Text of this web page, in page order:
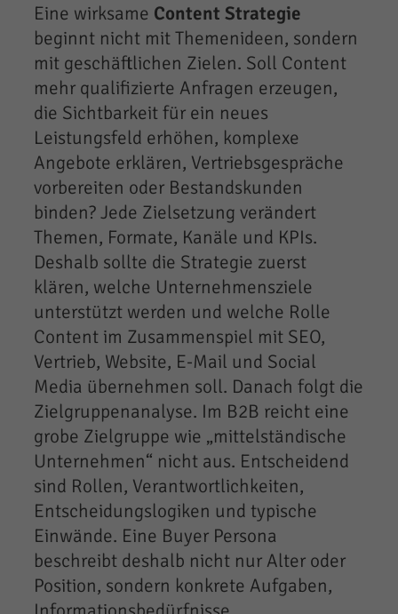
Eine wirksame Content Strategie
beginnt nicht mit Themenideen, sondern
mit geschäftlichen Zielen. Soll Content
mehr qualifizierte Anfragen erzeugen,
die Sichtbarkeit für ein neues
Leistungsfeld erhöhen, komplexe
Angebote erklären, Vertriebsgespräche
vorbereiten oder Bestandskunden
binden? Jede Zielsetzung verändert
Themen, Formate, Kanäle und KPIs.
Deshalb sollte die Strategie zuerst
klären, welche Unternehmensziele
unterstützt werden und welche Rolle
Content im Zusammenspiel mit SEO,
Vertrieb, Website, E-Mail und Social
Media übernehmen soll. Danach folgt die
Zielgruppenanalyse. Im B2B reicht eine
grobe Zielgruppe wie „mittelständische
Unternehmen“ nicht aus. Entscheidend
sind Rollen, Verantwortlichkeiten,
Entscheidungslogiken und typische
Einwände. Eine Buyer Persona
beschreibt deshalb nicht nur Alter oder
Position, sondern konkrete Aufgaben,